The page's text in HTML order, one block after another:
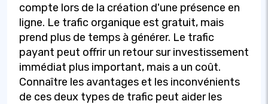
compte lors de la création d'une présence en
ligne. Le trafic organique est gratuit, mais
prend plus de temps à générer. Le trafic
payant peut offrir un retour sur investissement
immédiat plus important, mais a un coût.
Connaître les avantages et les inconvénients
de ces deux types de trafic peut aider les